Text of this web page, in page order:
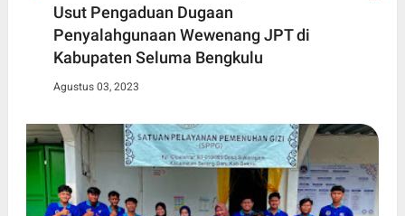
Usut Pengaduan Dugaan
Penyalahgunaan Wewenang JPT di
Kabupaten Seluma Bengkulu
Agustus 03, 2023